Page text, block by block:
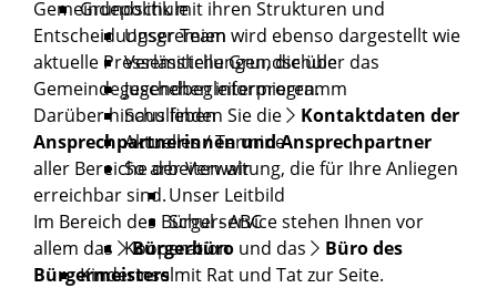
Grundschule
Unser Team
Verlässliche Grundschule
Jugendbegleiterprogramm
Schulleben
Aktuelles / Termine
So arbeiten wir
Unser Leitbild
Schul - ABC
Kooperation
Kinderinsel
Gemeindepolitik mit ihren Strukturen und
Entscheidungsgremien wird ebenso dargestellt wie
aktuelle Pressemitteilungen, die über das
Gemeindegeschehen informieren.
Darüber hinaus finden Sie die
Kontaktdaten der
Ansprechpartnerinnen und Ansprechpartner
aller Bereiche der Verwaltung, die für Ihre Anliegen
erreichbar sind.
Im Bereich des Bürgerservice stehen Ihnen vor
allem das
Bürgerbüround das
Büro des
Bürgermeistersmit Rat und Tat zur Seite.